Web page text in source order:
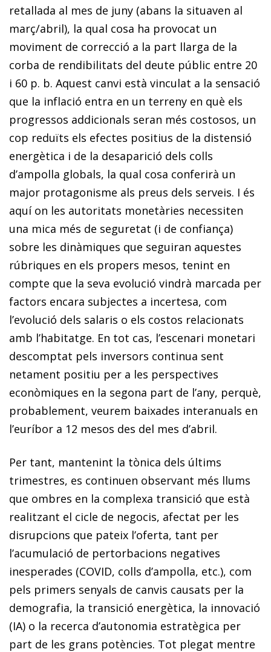
retallada al mes de juny (abans la situaven al
març/abril), la qual cosa ha provocat un
moviment de correcció a la part llarga de la
corba de rendibilitats del deute públic entre 20
i 60 p. b. Aquest canvi està vinculat a la sensació
que la inflació entra en un terreny en què els
progressos addicionals seran més costosos, un
cop reduïts els efectes positius de la distensió
energètica i de la desaparició dels colls
d’ampolla globals, la qual cosa conferirà un
major protagonisme als preus dels serveis. I és
aquí on les autoritats monetàries necessiten
una mica més de seguretat (i de confiança)
sobre les dinàmiques que seguiran aquestes
rúbriques en els propers mesos, tenint en
compte que la seva evolució vindrà marcada per
factors encara subjectes a incertesa, com
l’evolució dels salaris o els costos relacionats
amb l’habitatge. En tot cas, l’escenari monetari
descomptat pels inversors continua sent
netament positiu per a les perspectives
econòmiques en la segona part de l’any, perquè,
probablement, veurem baixades interanuals en
l’euríbor a 12 mesos des del mes d’abril.
Per tant, mantenint la tònica dels últims
trimestres, es continuen observant més llums
que ombres en la complexa transició que està
realitzant el cicle de negocis, afectat per les
disrupcions que pateix l’oferta, tant per
l’acumulació de pertorbacions negatives
inesperades (COVID, colls d’ampolla, etc.), com
pels primers senyals de canvis causats per la
demografia, la transició energètica, la innovació
(IA) o la recerca d’autonomia estratègica per
part de les grans potències. Tot plegat mentre